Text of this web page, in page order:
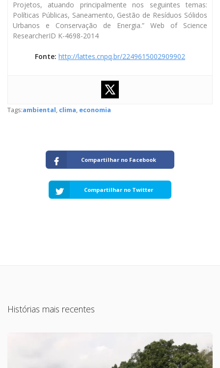
Projetos, atuando principalmente nos seguintes temas:
Políticas Públicas, Saneamento, Gestão de Resíduos Sólidos
Urbanos e Conservação de Energia.” Web of Science
ResearcherID K-4698-2014
Fonte: http://lattes.cnpq.br/2249615002909902
Tags:ambiental, clima, economia
Compartilhar no Facebook
Compartilhar no Twitter
Histórias mais recentes